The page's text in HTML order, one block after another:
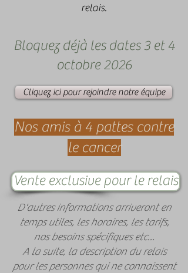
relais.
Bloquez déjà les dates 3 et 4
octobre 2026
Cliquez ici pour rejoindre notre équipe
Nos amis à 4 pattes contre
le cancer
Vente exclusive pour le relais
D'autres informations arriveront en
temps utiles, les horaires, les tarifs,
nos besoins spécifiques etc...
A la suite, la description du relais
pour les personnes qui ne connaissent